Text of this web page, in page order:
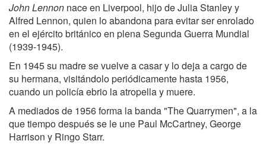
John Lennon nace en Liverpool, hijo de Julia Stanley y
Alfred Lennon, quien lo abandona para evitar ser enrolado
en el ejército británico en plena Segunda Guerra Mundial
(1939-1945).
En 1945 su madre se vuelve a casar y lo deja a cargo de
su hermana, visitándolo periódicamente hasta 1956,
cuando un policía ebrio la atropella y muere.
A mediados de 1956 forma la banda "The Quarrymen", a la
que tiempo después se le une Paul McCartney, George
Harrison y Ringo Starr.